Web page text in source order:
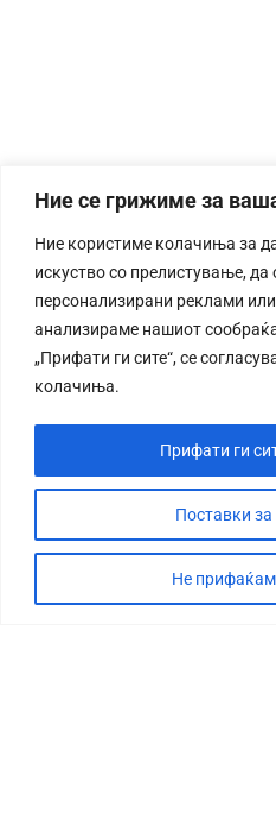
Ние се грижиме за
Ние користиме колачиња за
искуство со прелистување,
персонализирани реклами
анализираме нашиот
„Прифати ги сите“, се
колачиња.
Поставки
Не
Прифати ги